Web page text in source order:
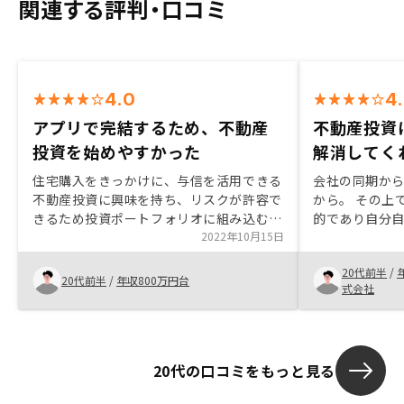
関連する評判・口コミ
4.0
アプリで完結するため、不動産
投資を始めやすかった
住宅購入をきっかけに、与信を活用できる
不動産投資に興味を持ち、リスクが許容で
きるため投資ポートフォリオに組み込むこ
とにしました。すでに投資信託などはやっ
ていましたが、それらと比較してリスクや
税金について不安点をセールスの方に解消
していただき始めることにしました。契約
書類の管理などが、アプリやWeb上で完結
2022年10月15日
20代前半 / 年収800万円台
不動産投資
解消してく
会社の同期か
から。 その上
的であり自分
的な説明をし
についてもか
安心感が強い。
20代前半 /
式会社
20代の口コミをもっと見る